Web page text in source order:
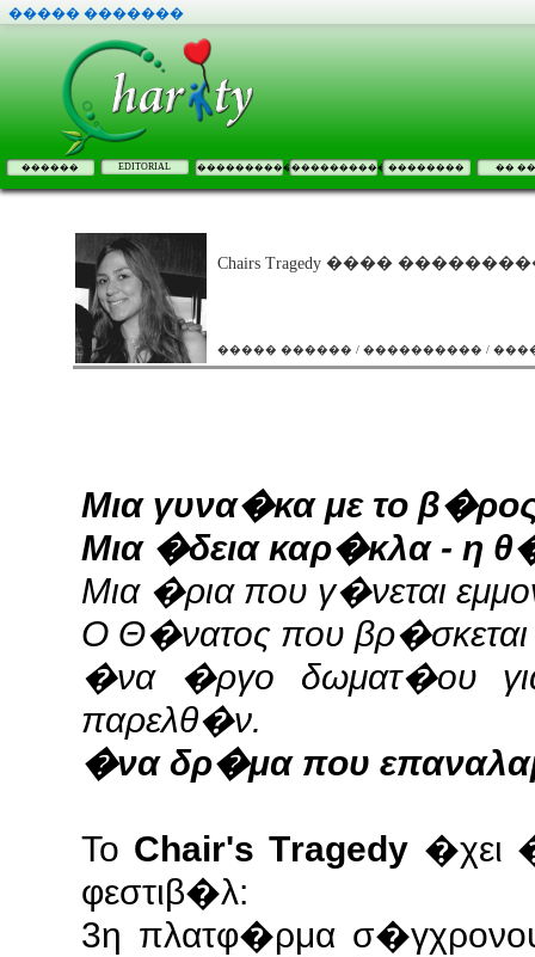
����� �������
������ EDITORIAL �������������������� �������� ��
Chairs Tragedy ����
����� ������ / ���������� /
Μια γυνα�κα με το
Μια �δεια καρ�κλα - η
Μια �ρια που γ�νεται
Ο Θ�νατος που
�να �ργο δωματ�ου
παρελθ�ν.
�να δρ�μα που
Το Chair's Τragedy �χει
φεστιβ�λ:
3η πλατφ�ρμα